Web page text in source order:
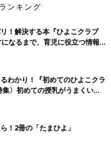
ンキング
！解決する本『ひよこクラブ
なるまで、育児に役立つ情報が
わかり！『初めてのひよこクラ
〉初めての授乳がうまくい
の基本と夏のトラブル 解決テ
！2冊の「たまひよ」